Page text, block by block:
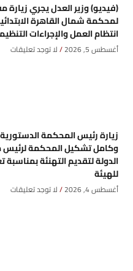
(فيديو) وزير العدل يجري زيارة
لمحكمة شمال القاهرة
انتظام العمل والإجراءات
أغسطس 5, 2026 لا توجد تعليقات
زيارة رئيس المحكمة الدستورية
وكامل تشكيل المحكمة لرئيس
الدولة لتقديم التهنئة بمناسبة
للهيئة
أغسطس 4, 2026 لا توجد تعليقات